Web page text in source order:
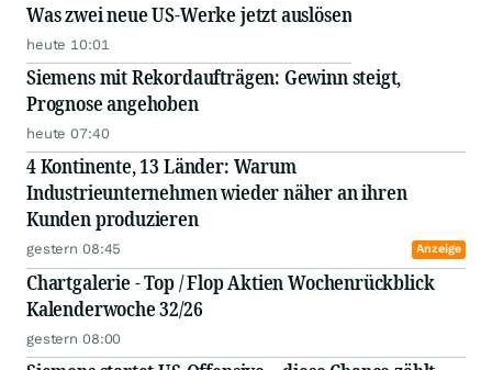
Was zwei neue US-Werke jetzt auslösen
heute 10:01
Siemens mit Rekordaufträgen: Gewinn steigt,
Prognose angehoben
heute 07:40
4 Kontinente, 13 Länder: Warum
Industrieunternehmen wieder näher an ihren
Kunden produzieren
gestern 08:45 Anzeige
Chartgalerie - Top / Flop Aktien Wochenrückblick
Kalenderwoche 32/26
gestern 08:00